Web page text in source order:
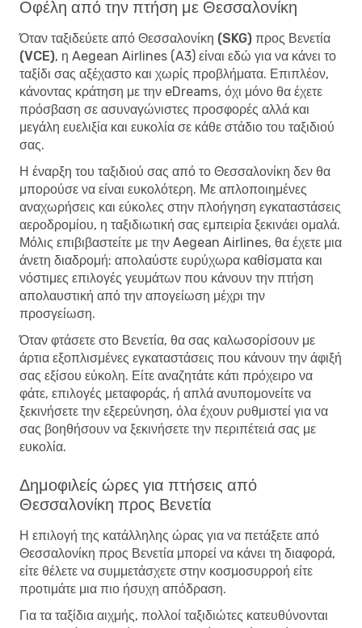
Οφέλη από την πτήση με Θεσσαλονίκη
Όταν ταξιδεύετε από Θεσσαλονίκη (SKG) προς Βενετία
(VCE), η Aegean Airlines (A3) είναι εδώ για να κάνει το
ταξίδι σας αξέχαστο και χωρίς προβλήματα. Επιπλέον,
κάνοντας κράτηση με την eDreams, όχι μόνο θα έχετε
πρόσβαση σε ασυναγώνιστες προσφορές αλλά και
μεγάλη ευελιξία και ευκολία σε κάθε στάδιο του ταξιδιού
σας.
Η έναρξη του ταξιδιού σας από το Θεσσαλονίκη δεν θα
μπορούσε να είναι ευκολότερη. Με απλοποιημένες
αναχωρήσεις και εύκολες στην πλοήγηση εγκαταστάσεις
αεροδρομίου, η ταξιδιωτική σας εμπειρία ξεκινάει ομαλά.
Μόλις επιβιβαστείτε με την Aegean Airlines, θα έχετε μια
άνετη διαδρομή: απολαύστε ευρύχωρα καθίσματα και
νόστιμες επιλογές γευμάτων που κάνουν την πτήση
απολαυστική από την απογείωση μέχρι την
προσγείωση.
Όταν φτάσετε στο Βενετία, θα σας καλωσορίσουν με
άρτια εξοπλισμένες εγκαταστάσεις που κάνουν την άφιξή
σας εξίσου εύκολη. Είτε αναζητάτε κάτι πρόχειρο να
φάτε, επιλογές μεταφοράς, ή απλά ανυπομονείτε να
ξεκινήσετε την εξερεύνηση, όλα έχουν ρυθμιστεί για να
σας βοηθήσουν να ξεκινήσετε την περιπέτειά σας με
ευκολία.
Δημοφιλείς ώρες για πτήσεις από
Θεσσαλονίκη προς Βενετία
Η επιλογή της κατάλληλης ώρας για να πετάξετε από
Θεσσαλονίκη προς Βενετία μπορεί να κάνει τη διαφορά,
είτε θέλετε να συμμετάσχετε στην κοσμοσυρροή είτε
προτιμάτε μια πιο ήσυχη απόδραση.
Για τα ταξίδια αιχμής, πολλοί ταξιδιώτες κατευθύνονται